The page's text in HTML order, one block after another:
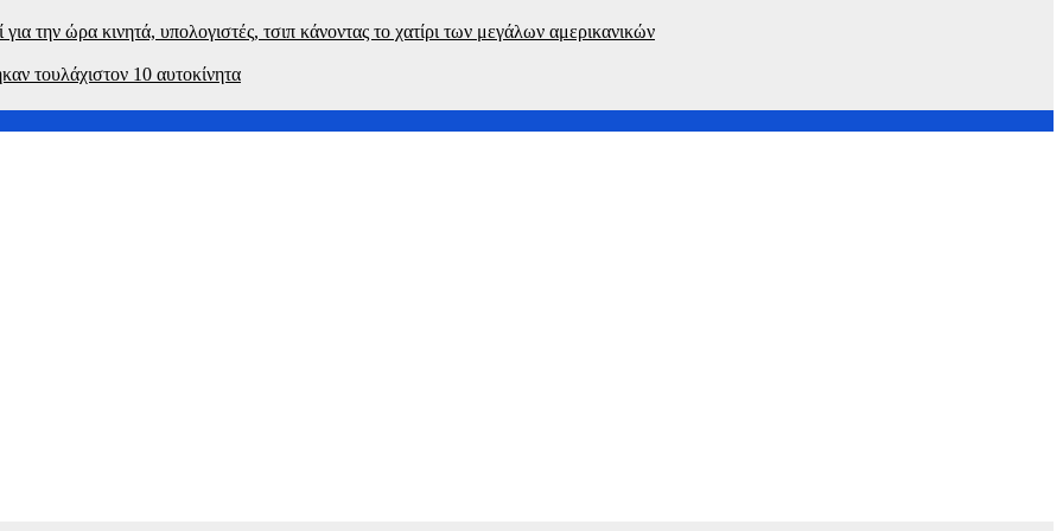
την ώρα κινητά, υπολογιστές, τσιπ κάνοντας το χατίρι των μεγάλων αμερικανικών
τουλάχιστον 10 αυτοκίνητα